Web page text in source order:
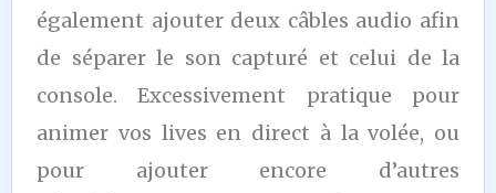
également ajouter deux câbles audio afin
de séparer le son capturé et celui de la
console. Excessivement pratique pour
animer vos lives en direct à la volée, ou
pour ajouter encore d’autres